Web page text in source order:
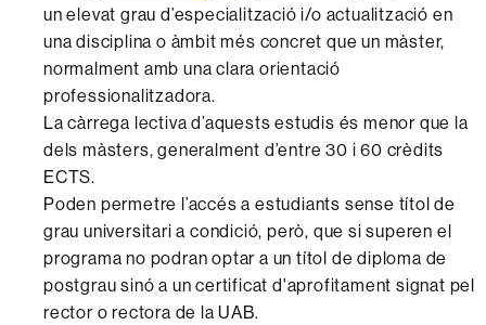
un elevat grau d’especialització i/o actualització en
una disciplina o àmbit més concret que un màster,
normalment amb una clara orientació
professionalitzadora.
La càrrega lectiva d’aquests estudis és menor que la
dels màsters, generalment d’entre 30 i 60 crèdits
ECTS.
Poden permetre l’accés a estudiants sense títol de
grau universitari a condició, però, que si superen el
programa no podran optar a un títol de diploma de
postgrau sinó a un certificat d'aprofitament signat pel
rector o rectora de la UAB.